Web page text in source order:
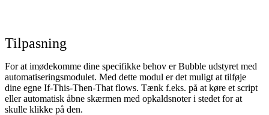
Tilpasning
For at imødekomme dine specifikke behov er Bubble udstyret med
automatiseringsmodulet. Med dette modul er det muligt at tilføje
dine egne If-This-Then-That flows. Tænk f.eks. på at køre et script
eller automatisk åbne skærmen med opkaldsnoter i stedet for at
skulle klikke på den.